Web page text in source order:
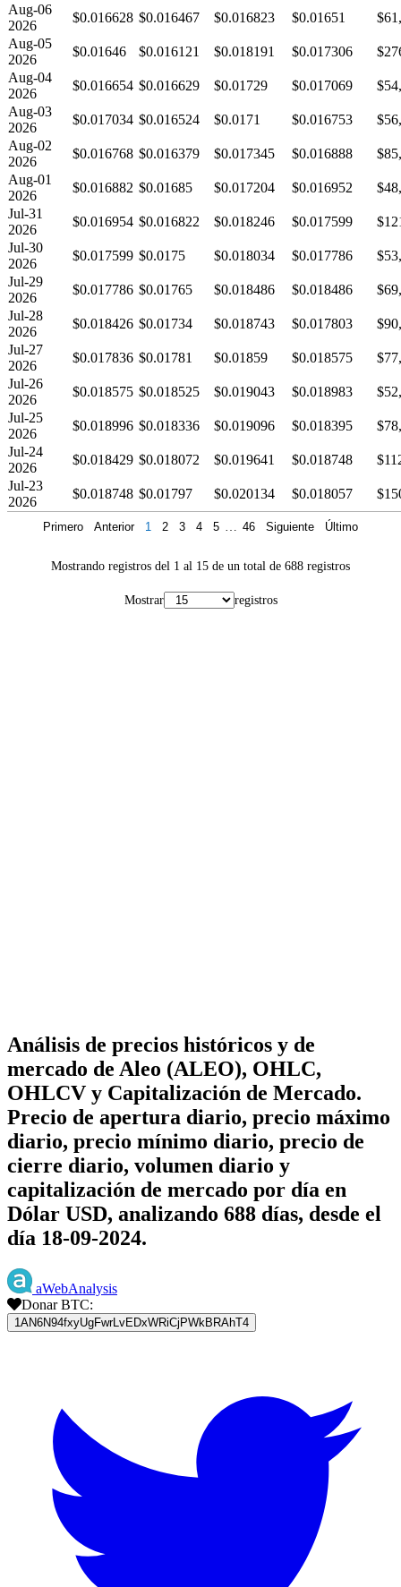
Aug-06
2026
$0.016628 $0.016467 $0.016823 $0.01651
Aug-05
2026
$0.01646 $0.016121 $0.018191 $0.017306
Aug-04
2026
$0.016654 $0.016629 $0.01729 $0.017069
Aug-03
2026
$0.017034 $0.016524 $0.0171 $0.016753
Aug-02
2026
$0.016768 $0.016379 $0.017345 $0.016888
Aug-01
2026
$0.016882 $0.01685 $0.017204 $0.016952
Jul-31
2026
$0.016954 $0.016822 $0.018246 $0.017599
Jul-30
2026
$0.017599 $0.0175 $0.018034 $0.017786
Jul-29
2026
$0.017786 $0.01765 $0.018486 $0.018486
Jul-28
2026
$0.018426 $0.01734 $0.018743 $0.017803
Jul-27
2026
$0.017836 $0.01781 $0.01859 $0.018575
Jul-26
2026
$0.018575 $0.018525 $0.019043 $0.018983
Jul-25
2026
$0.018996 $0.018336 $0.019096 $0.018395
Jul-24
2026
$0.018429 $0.018072 $0.019641 $0.018748
Jul-23
2026
$0.018748 $0.01797 $0.020134 $0.018057
Mostrando registros del 1 al 15 de un total de 688 registros
Mostrar registros
Primero Anterior 1 2 3 4 5 46 Siguiente Último
Análisis de precios históricos y de
mercado de Aleo (ALEO), OHLC,
OHLCV y Capitalización de Mercado.
Precio de apertura diario, precio máximo
diario, precio mínimo diario, precio de
cierre diario, volumen diario y
capitalización de mercado por día en
Dólar USD, analizando 688 días, desde el
día 18-09-2024.
aWebAnalysis
Donar BTC:
1AN6N94fxyUgFwrLvEDxWRiCjPWkBRAhT4